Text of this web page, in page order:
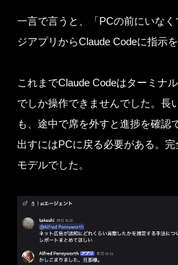
一言で言うと、「PCの前にいな
ジアプリからClaude Codeに指示
これまでClaude Codeはターミナ
でしか操作できませんでした。長
も、途中で席を外すと進捗を確認
出すにはPCに戻る必要がある。
モデルでした。